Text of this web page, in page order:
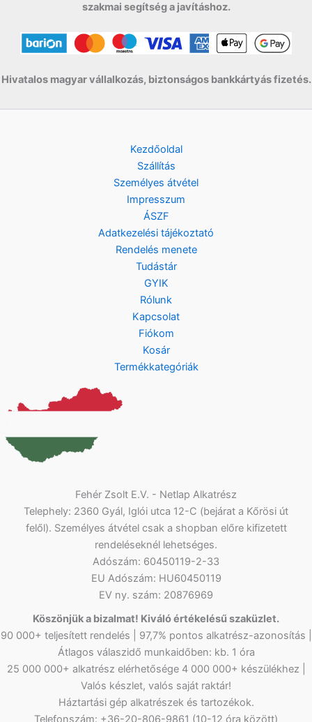
szakmai segítség a javításhoz.
Hivatalos magyar vállalkozás, biztonságos bankkártyás fizetés.
Kezdőoldal
Szállítás
Személyes átvétel
Impresszum
ÁSZF
Adatkezelési tájékoztató
Rendelés menete
Tudástár
GYIK
Rólunk
Kapcsolat
Fiókom
Kosár
Termékkategóriák
Fehér Zsolt E.V. - Netlap Alkatrész
Telephely: 2360 Gyál, Iglói utca 12-C (bejárat a Kőrösi út
felől). Személyes átvétel csak a shopban előre kifizetett
rendeléseknél lehetséges.
Adószám: 60450119-2-33
EU Adószám: HU60450119
EV ny. szám: 20876969
Köszönjük a bizalmat! Kiváló értékelésű szaküzlet.
90 000+ teljesített rendelés | 97,7% pontos alkatrész-azonosítás |
Átlagos válaszidő munkaidőben: kb. 1 óra
25 000 000+ alkatrész elérhetősége 4 000 000+ készülékhez |
Valós készlet, valós saját raktár!
Háztartási gép alkatrészek és tartozékok.